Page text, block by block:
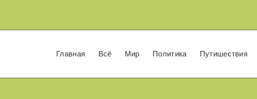
Главная Всё Мир Политика Путишествия